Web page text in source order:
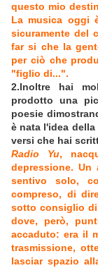
questo mio
La musica oggi
sicuramente del
far si che la
per ciò che
"figlio di...".
2.Inoltre hai
prodotto una
poesie
è nata l'idea
versi che hai
Radio Yu,
depressione.
sentivo solo,
compreso, di
sotto consiglio di
dove, però,
accaduto: era il
trasmissione,
lasciar spazio